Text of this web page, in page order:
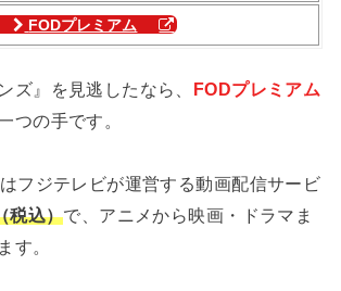
FODプレミアム
ズ』を見逃したなら、 FODプレミアム
つの手です。
フジテレビが運営する動画配信サービ
税込）で、アニメから映画・ドラマま
す。